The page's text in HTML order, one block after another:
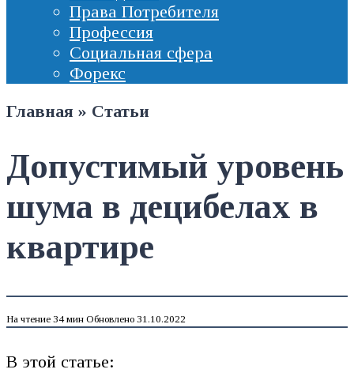
Права Потребителя
Профессия
Социальная сфера
Форекс
Главная » Статьи
Допустимый уровень
шума в децибелах в
квартире
На чтение 34 мин Обновлено 31.10.2022
В этой статье: